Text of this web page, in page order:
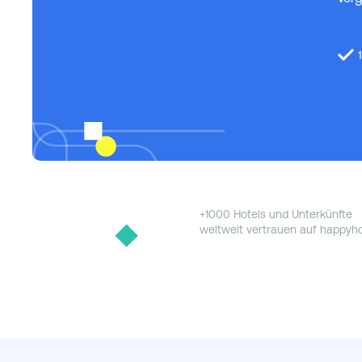
+1000 Hotels und Unterkünfte
weltweit vertrauen auf